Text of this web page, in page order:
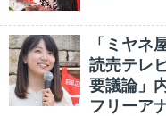
「ミヤネ
読売テレ
要議論」
フリーア